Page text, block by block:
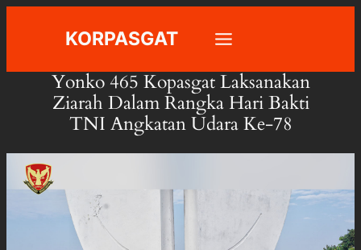
KORPASGAT
Yonko 465 Kopasgat Laksanakan
Ziarah Dalam Rangka Hari Bakti
TNI Angkatan Udara Ke-78